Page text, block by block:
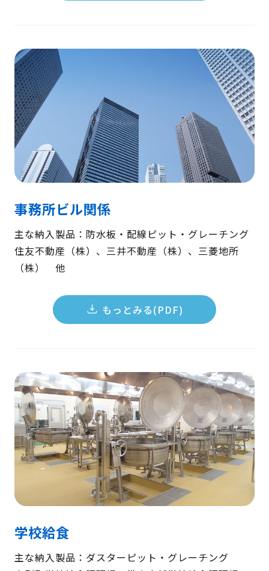
事務所ビル関係
主な納入製品：防水板・配線ピット・グレーチング
住友不動産（株）、三井不動産（株）、三菱地所
（株） 他
もっとみる(PDF)
学校給食
主な納入製品：ダスターピット・グレーチング